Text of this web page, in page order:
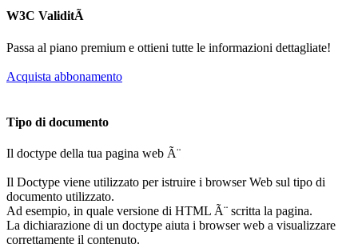
W3C ValiditÃ
Passa al piano premium e ottieni tutte le informazioni dettagliate!
Acquista abbonamento
Tipo di documento
Il doctype della tua pagina web Ã¨
Il Doctype viene utilizzato per istruire i browser Web sul tipo di
documento utilizzato.
Ad esempio, in quale versione di HTML Ã¨ scritta la pagina.
La dichiarazione di un doctype aiuta i browser web a visualizzare
correttamente il contenuto.